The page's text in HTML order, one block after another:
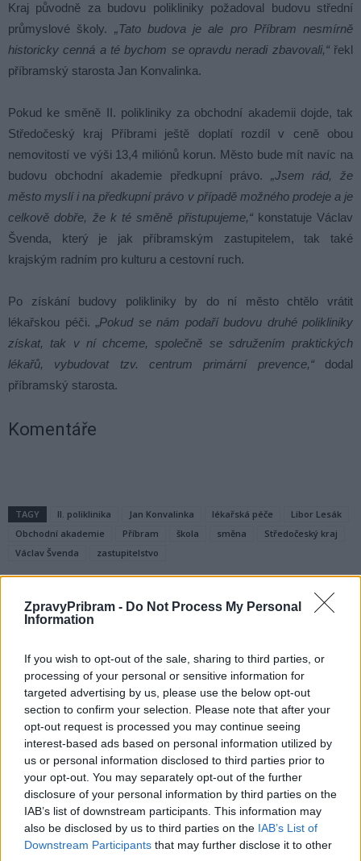
ZpravyPribram - Do Not Process My Personal
Information
If you wish to opt-out of the sale, sharing to third parties, or
processing of your personal or sensitive information for
targeted advertising by us, please use the below opt-out
section to confirm your selection. Please note that after your
opt-out request is processed you may continue seeing
interest-based ads based on personal information utilized by
us or personal information disclosed to third parties prior to
your opt-out. You may separately opt-out of the further
disclosure of your personal information by third parties on the
IAB’s list of downstream participants. This information may
also be disclosed by us to third parties on the IAB’s List of
Downstream Participants that may further disclose it to other
Kraj původně za budovu polikliniky požadoval budovu střední
průmyslové školy. „Tato budova je ale pro Příbram nesmírně
historicky cenná a té bychom se opravdu neradi zbavovali,“řekl
příbramský starosta Jan Konvalinka.
Pokud ke směně II. polikliniky za obchodní akademii dojde, tak
Středočeský kraj Příbrami ještě doplatí rozdíl v ceně obou
nemovitostí ve výši 13,4 miliónů korun. Město bude mít navíc na
budovu obchodní akademie předkupní právo. „Jsem rád, že
město myslí i na předkupní právo v případě možného prodeje a je
celkově dobře, že k té směně přistupujeme,“ konstatuje Václav
Švenda, který je jak příbramským zastupitelem, tak také
krajským radním pro kulturu a cestovní ruch.
Po získání budovy polikliniky by do ní město chtělo vrátit
lékařskou péči. „Pokud se nám podaří budovu druhé polikliniky
získat, tak v ní chceme, společně se sdružením praktických
lékařů, vybudovat tzv. centrum primární prevence,“ dodal
příbramský starosta.
Komentáře
TAGY II. poliklinika Jan Konvalinka lékařská péče
Libor Lesák
Obchodní akademie
Příbram škola směna
Středočeský kraj
Václav Švenda
zastupitelstvo
Podvodníci využívají kryptoměny:
Příbramští občané se stali obětí
sofistikovaného podvodu
Následující článek
Rada města vybrala novou
ředitelku Galerie Františka
SOUVISEJÍCÍ ČLÁNKY
VÍCE OD AUTORA